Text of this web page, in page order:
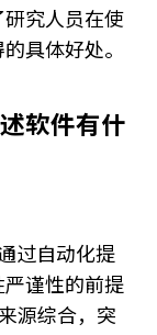
究人员在使
具体好处。
软件有什
过自动化提
谨性的前提
源综合，突